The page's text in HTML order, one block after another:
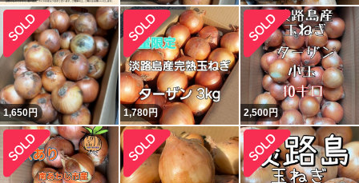
1,650円 1,780円 2,500円